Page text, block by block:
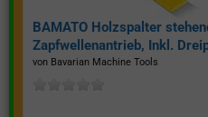
BAMATO Holzspalter
Zapfwellenantrieb, Inkl.
Spaltkraft 22 Tonnen*
von Bavarian Machine Tools